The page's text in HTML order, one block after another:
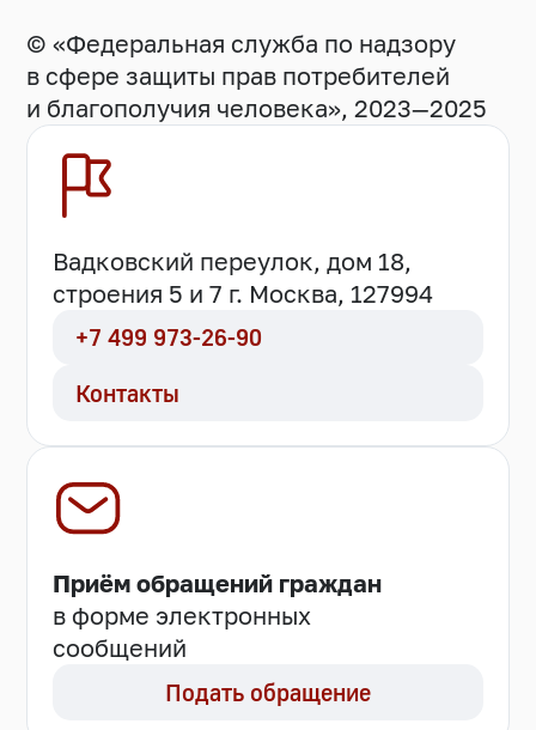
© «Федеральная служба по надзору
в сфере защиты прав потребителей
и благополучия человека», 2023—2025
Вадковский переулок, дом 18,
строения 5 и 7 г. Москва, 127994
+7 499 973-26-90
Контакты
Приём обращений граждан
в форме электронных
сообщений
Подать обращение